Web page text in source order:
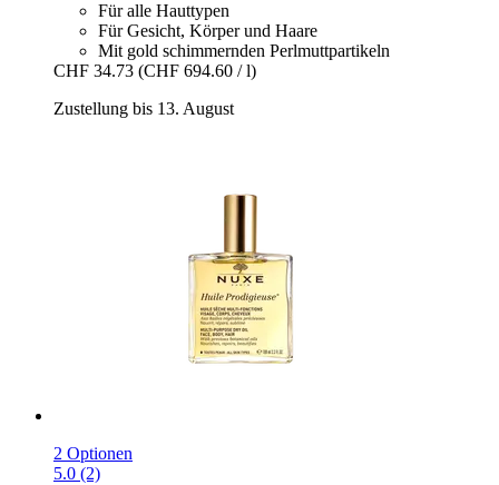
Für alle Hauttypen
Für Gesicht, Körper und Haare
Mit gold schimmernden Perlmuttpartikeln
CHF 34.73 (CHF 694.60 / l)
Zustellung bis 13. August
2 Optionen
5.0 (2)